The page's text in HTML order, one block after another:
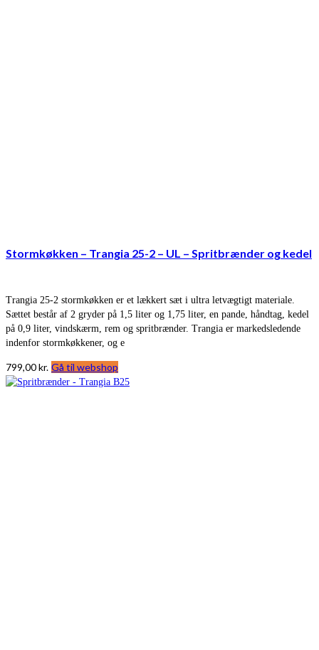
Stormkøkken – Trangia 25-2 – UL – Spritbrænder og kedel
Trangia 25-2 stormkøkken er et lækkert sæt i ultra letvægtigt materiale.
Sættet består af 2 gryder på 1,5 liter og 1,75 liter, en pande, håndtag, kedel
på 0,9 liter, vindskærm, rem og spritbrænder. Trangia er markedsledende
indenfor stormkøkkener, og e
799,00kr. Gå til webshop